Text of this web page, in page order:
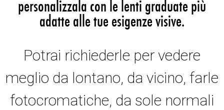
personalizzala con le lenti graduate più
adatte alle tue esigenze visive.
Potrai richiederle per vedere
meglio da lontano, da vicino, farle
fotocromatiche, da sole normali